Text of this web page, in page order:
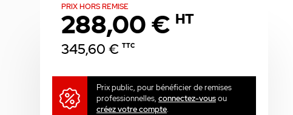
PRIX HORS REMISE
288,00 € HT
345,60 € TTC
Prix public, pour bénéficier de remises
professionnelles, connectez-vousou
créez votre compte.